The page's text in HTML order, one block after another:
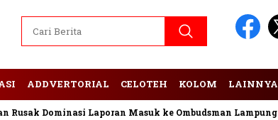
ADDVERTORIAL CELOTEH KOLOM LAINNYA
Dominasi Laporan Masuk ke Ombudsman Lampung